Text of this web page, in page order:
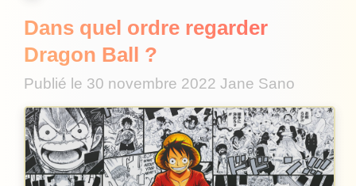
Dans quel ordre regarder
Dragon Ball ?
Publié le 30 novembre 2022 Jane Sano